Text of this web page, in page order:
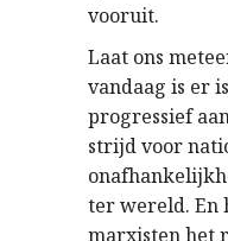
vooruit.
Laat ons
vandaag is er
progressief
strijd voor
ter wereld. En
marxisten het